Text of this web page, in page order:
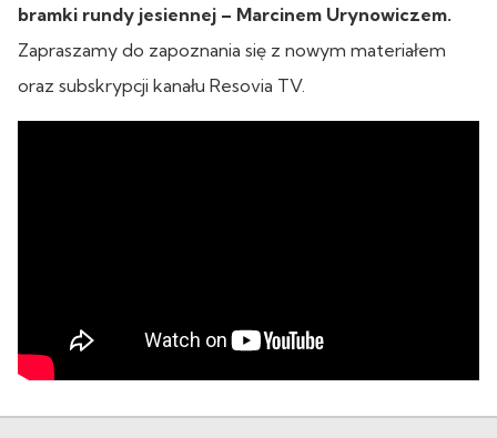
bramki rundy jesiennej – Marcinem Urynowiczem.
Zapraszamy do zapoznania się z nowym materiałem
oraz subskrypcji kanału Resovia TV.